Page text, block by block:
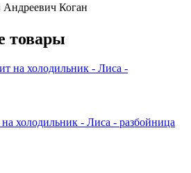
Андреевич Коган
товары
холодильник - Лиса - разбойница